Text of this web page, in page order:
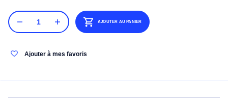
AJOUTER AU PANIER
Ajouter à mes favoris